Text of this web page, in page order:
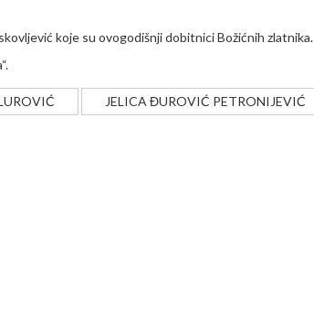
koje su ovogodišnji dobitnici Božićnih zlatnika.
JELICA ĐUROVIĆ PETRONIJEVIĆ